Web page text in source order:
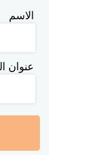
الاسم
عنوان